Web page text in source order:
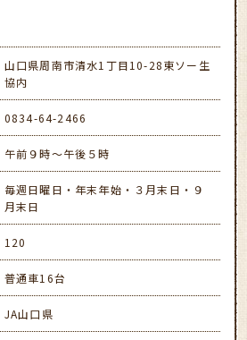
山口県周南市清水1丁目10-28東ソー生
協内
0834-64-2466
午前９時～午後５時
毎週日曜日・年末年始・３月末日・９
月末日
120
普通車16台
JA山口県